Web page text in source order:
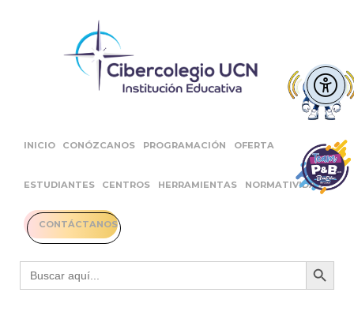
INICIO CONÓZCANOS PROGRAMACIÓN OFERTA
ESTUDIANTES CENTROS HERRAMIENTAS NORMATIVIDAD
CONTÁCTANOS
Buscar: Botón